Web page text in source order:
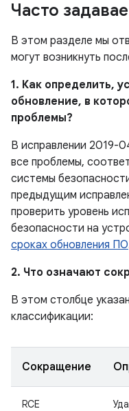
Часто
В этом разделе мы
могут возникнуть
1. Как определить,
обновление, в
проблемы?
В исправлении 2019-
все проблемы,
системы
предыдущим
проверить уровень
безопасности на
сроках обновления ПО
2. Что означают
В этом столбце
классификации:
Сокращение
RCE